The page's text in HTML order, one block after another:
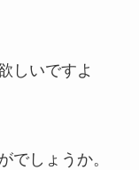
しいですよ
でしょうか。